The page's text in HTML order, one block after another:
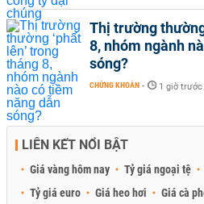
Thị trường
8, nhóm ngành
sóng?
CHỨNG KHOÁN - 1 giờ trước
LIÊN KẾT NỔI BẬT
Giá vàng hôm nay Tỷ giá ngoại tệ
Tỷ giá euro
Giá heo hơi Giá cà